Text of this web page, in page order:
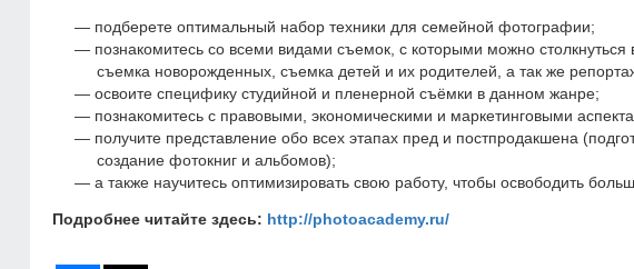
подберете оптимальный набор техники для семейной фотографии;
познакомитесь со всеми видами съемок, с которыми можно
съемка новорожденных, съемка детей и их родителей, а так же
освоите специфику студийной и пленерной съёмки в данном жанре;
познакомитесь с правовыми, экономическими и маркетинговыми
получите представление обо всех этапах пред и постпродакшена
создание фотокниг и альбомов);
а также научитесь оптимизировать свою работу, чтобы освободить
Подробнее читайте здесь: http://photoacademy.ru/